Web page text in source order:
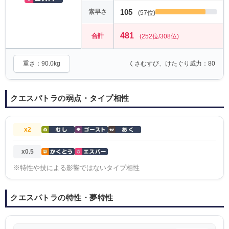
素早さ 105 (57位)
合計 481 (252位/308位)
重さ：90.0kg くさむすび、けたぐり威力：80
クエスパトラの弱点・タイプ相性
x2
x0.5
※特性や技による影響ではないタイプ相性
クエスパトラの特性・夢特性